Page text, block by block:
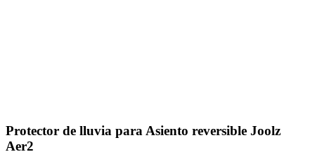
Protector de lluvia para Asiento reversible Joolz
Aer2